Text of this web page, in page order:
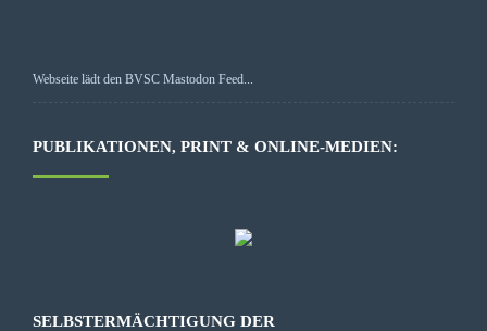
Webseite lädt den BVSC Mastodon Feed...
PUBLIKATIONEN, PRINT & ONLINE-MEDIEN:
SELBSTERMÄCHTIGUNG DER